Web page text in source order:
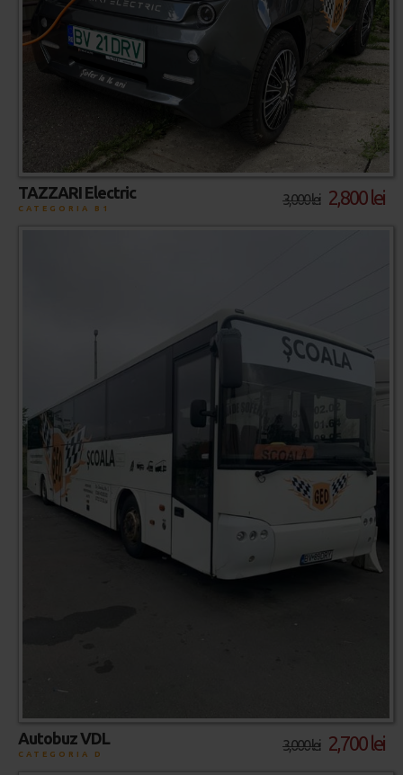
3,000 lei 2,800 lei
TAZZARI Electric
CATEGORIA B1
3,000 lei 2,700 lei
Autobuz VDL
CATEGORIA D